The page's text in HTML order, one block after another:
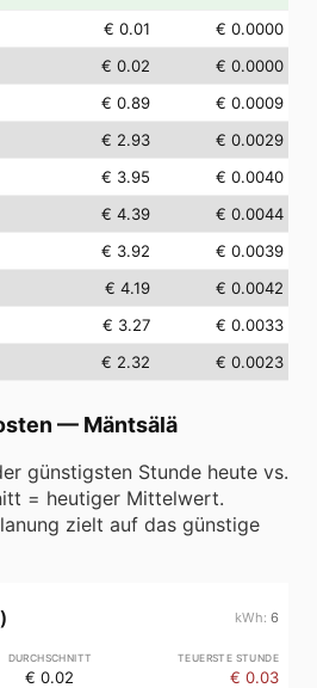
€ 0.01
€ 0.0000
€ 0.02
€ 0.0000
€ 0.89
€ 0.0009
€ 2.93
€ 0.0029
€ 3.95
€ 0.0040
€ 4.39
€ 0.0044
€ 3.92
€ 0.0039
€ 4.19
€ 0.0042
€ 3.27
€ 0.0033
€ 2.32 € 0.0023
— Mäntsälä
günstigsten Stunde heute vs.
= heutiger Mittelwert.
zielt auf das günstige
6
€ 0.02 € 0.03